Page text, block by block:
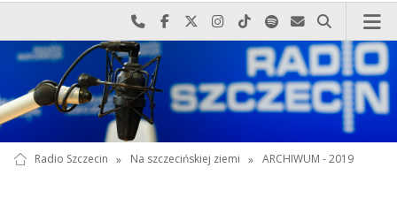
Najlepiej po prostu do nas zadzwoń
Odwiedź nas na Facebook-u
Odwiedź nas na X
Odwiedź nas na Instagram-ie
Odwiedź nas na TikTok-u
Szukaj nas na Spotify
Wyślij do nas
Szukaj
Radio Szczecin » Na szczecińskiej ziemi » ARCHIWUM - 2019